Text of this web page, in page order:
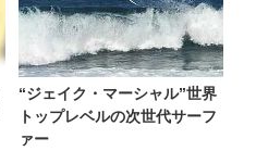
“ジェイク・マーシャル”世界
トップレベルの次世代サーフ
ァー